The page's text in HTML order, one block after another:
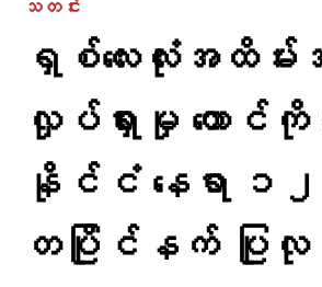
သတင်း
ရှစ်လေးလုံးအထိ
လှုပ်ရှားမှု တောင်ကိုရီ
နိုင်ငံ နေရာ ၁
တပြိုင်နက် ပြု